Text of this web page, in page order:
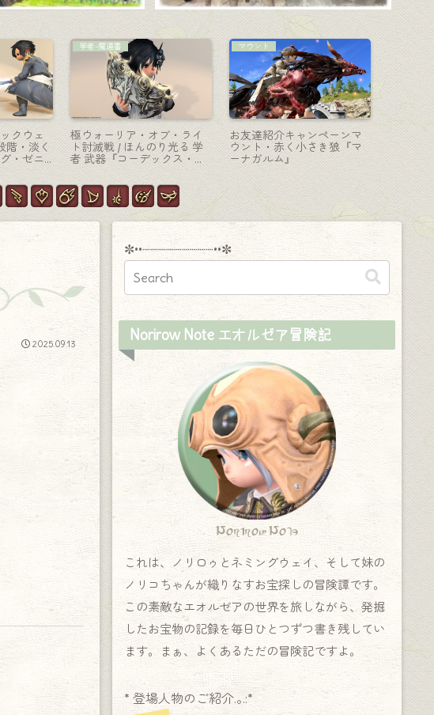
ラ？ス
カの可
イベー
』
AF装備
ワイルド角の原初装備・戦
士のAF6衣装『アゴージ』
(ララフェル男子Ver.)
侍-刀
エメラルド製の美しい刃を
持つ民族風な侍の刀『ゾー
モーの太刀』
女神ソ
ッデス』
2025.09.13
✼••┈┈┈┈┈┈┈┈┈••✼
Norirow Note エオルゼア冒険記
Norirow Note
これは、ノリロゥとネミングウェイ、そして妹の
ノリコちゃんが織りなすお宝探しの冒険譚です。
この素敵なエオルゼアの世界を旅しながら、発掘
したお宝物の記録を毎日ひとつずつ書き残してい
ます。まぁ、よくあるただの冒険記ですよ。
* 登場人物のご紹介.｡.:*